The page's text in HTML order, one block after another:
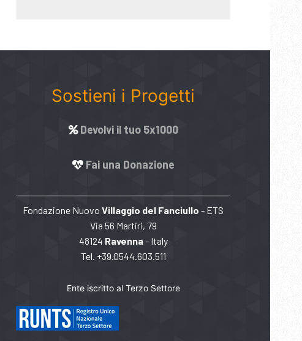
Sostieni i Progetti
Devolvi il tuo 5x1000
Fai una Donazione
Fondazione Nuovo Villaggio del Fanciullo - ETS
Via 56 Martiri, 79
48124 Ravenna- Italy
Tel. +39.0544.603.511
Ente iscritto al Terzo Settore